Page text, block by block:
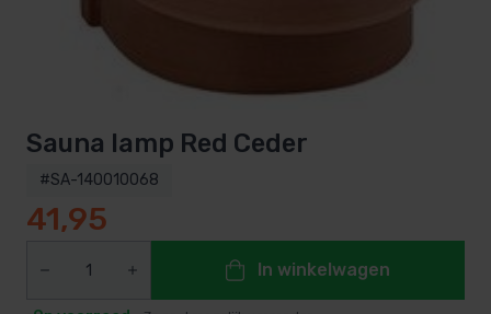
Sauna lamp Red Ceder
#SA-140010068
41,95
In winkelwagen